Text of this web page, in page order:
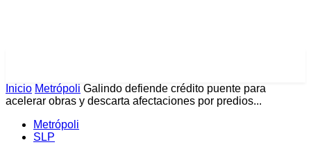
Inicio Metrópoli Galindo defiende crédito puente para
acelerar obras y descarta afectaciones por predios...
Metrópoli
SLP